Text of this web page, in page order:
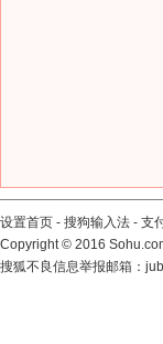
设置首页 - 搜狗输入法 - 支
Copyright© 2016
搜狐不良信息举报邮箱：